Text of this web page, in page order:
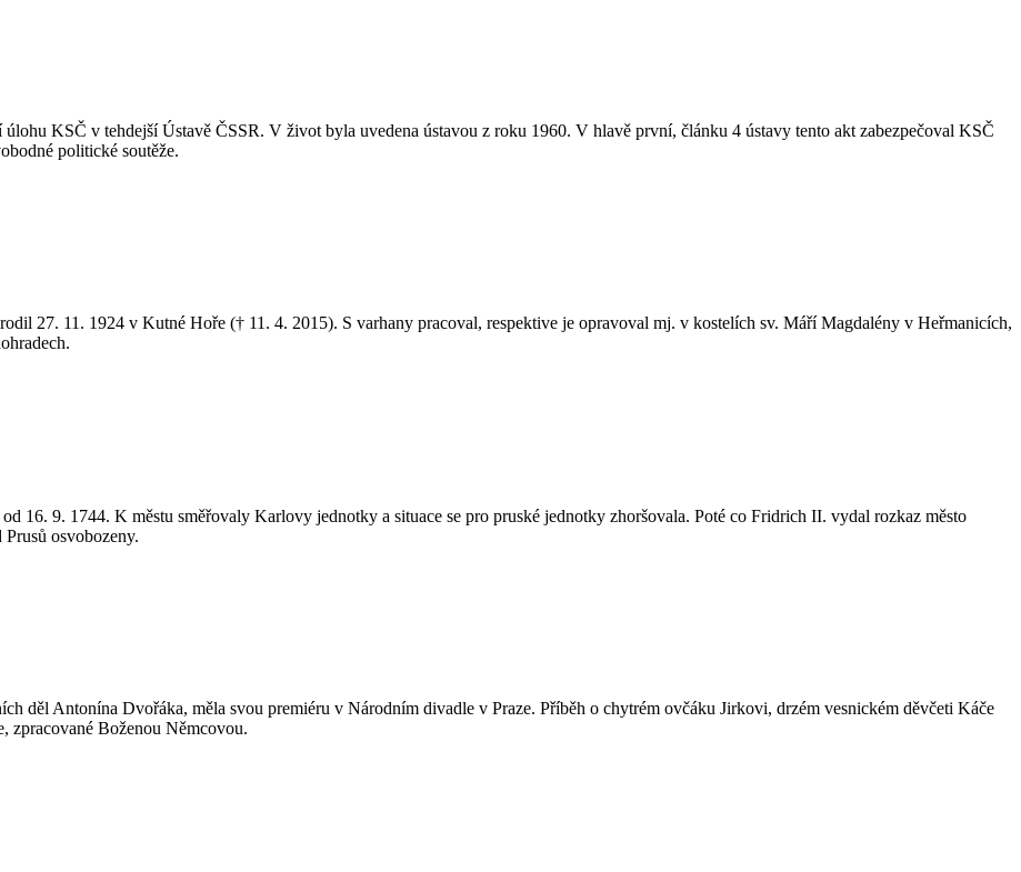
KSČ v tehdejší Ústavě ČSSR. V život byla uvedena ústavou z roku 1960. V hlavě první, článku 4 ústavy tento akt zabezpečoval KSČ
politické soutěže.
27. 11. 1924 v Kutné Hoře († 11. 4. 2015). S varhany pracoval, respektive je opravoval mj. v kostelích sv. Máří Magdalény v Heřmanicích,
16. 9. 1744. K městu směřovaly Karlovy jednotky a situace se pro pruské jednotky zhoršovala. Poté co Fridrich II. vydal rozkaz město
osvobozeny.
děl Antonína Dvořáka, měla svou premiéru v Národním divadle v Praze. Příběh o chytrém ovčáku Jirkovi, drzém vesnickém děvčeti Káče
zpracované Boženou Němcovou.